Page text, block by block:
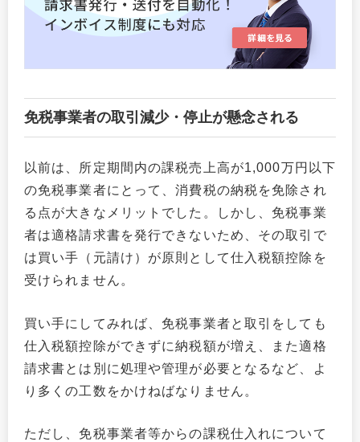
免税事業者の取引減少・停止が懸念される
以前は、所定期間内の課税売上高が1,000万円以下
の免税事業者にとって、消費税の納税を免除され
る点が大きなメリットでした。しかし、免税事業
者は適格請求書を発行できないため、その取引で
は買い手（元請け）が原則として仕入税額控除を
受けられません。
買い手にしてみれば、免税事業者と取引をしても
仕入税額控除ができずに納税額が増え、また適格
請求書とは別に処理や管理が必要となるなど、よ
り多くの工数をかけねばなりません。
ただし、免税事業者等からの課税仕入れについて